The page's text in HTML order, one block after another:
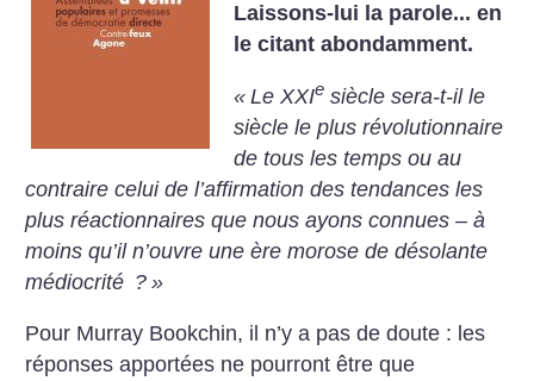
Laissons-lui la parole... en
le citant abondamment.
« Le XXIe siècle sera-t-il le
siècle le plus révolutionnaire
de tous les temps ou au
contraire celui de l’affirmation des tendances les
plus réactionnaires que nous ayons connues – à
moins qu’il n’ouvre une ère morose de désolante
médiocrité ? »
Pour Murray Bookchin, il n’y a pas de doute : les
réponses apportées ne pourront être que